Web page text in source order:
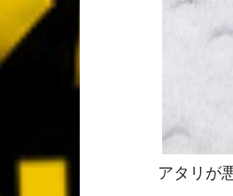
アタリが